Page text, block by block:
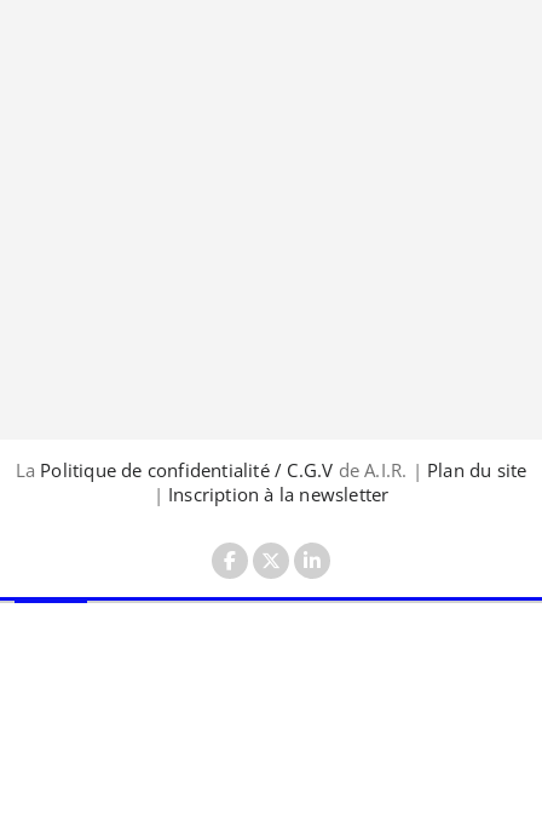
La Politique de confidentialité / C.G.V de A.I.R. | Plan du site
| Inscription à la newsletter